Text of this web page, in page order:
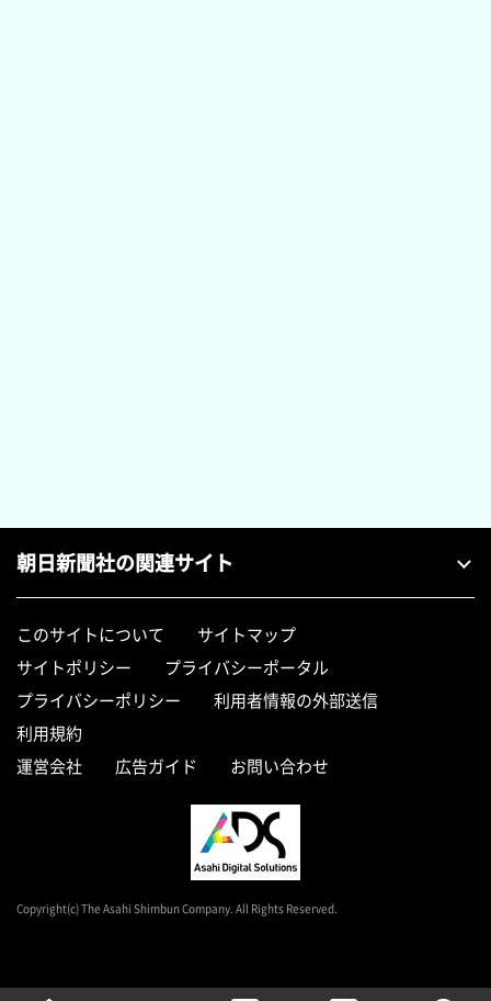
朝日新聞社の関連サイト
このサイトについて
サイトマップ
サイトポリシー
プライバシーポータル
プライバシーポリシー
利用者情報の外部送信
利用規約
運営会社
広告ガイド お問い合わせ
Copyright(c) The Asahi Shimbun Company. All Rights Reserved.